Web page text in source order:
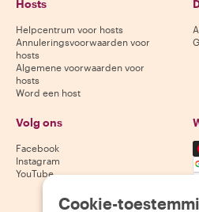
Hosts
Helpcentrum voor hosts
Annuleringsvoorwaarden voor
hosts
Algemene voorwaarden voor
hosts
Word een host
Volg ons
Facebook
Instagram
YouTube
Cookie-